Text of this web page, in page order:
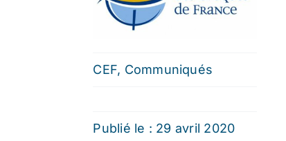
CEF, Communiqués
Publié le : 29 avril 2020